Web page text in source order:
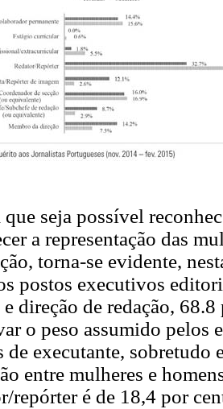
seja possível
a representação das
torna-se evidente,
postos executivos
direção de redação,
o peso assumido pelos
de executante, sobretudo
entre mulheres e
repórter é de 18,4 por